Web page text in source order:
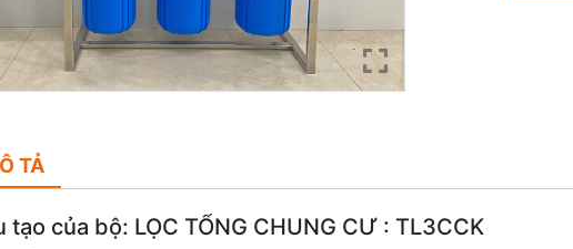
TẢ
tạo của bộ: LỌC TỔNG CHUNG CƯ : TL3CCK